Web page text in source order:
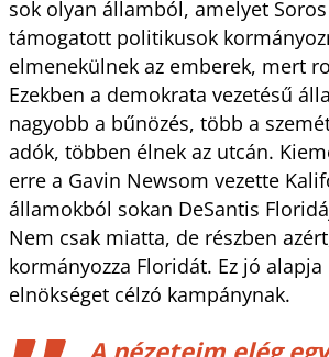
sok olyan államból, amelyet
támogatott politikusok
elmenekülnek az emberek, mert
Ezekben a demokrata vezetésű
nagyobb a bűnözés, több a
adók, többen élnek az utcán.
erre a Gavin Newsom vezette
államokból sokan DeSantis
Nem csak miatta, de részben
kormányozza Floridát. Ez jó alapja
elnökséget célzó kampánynak.
A nézeteim elég